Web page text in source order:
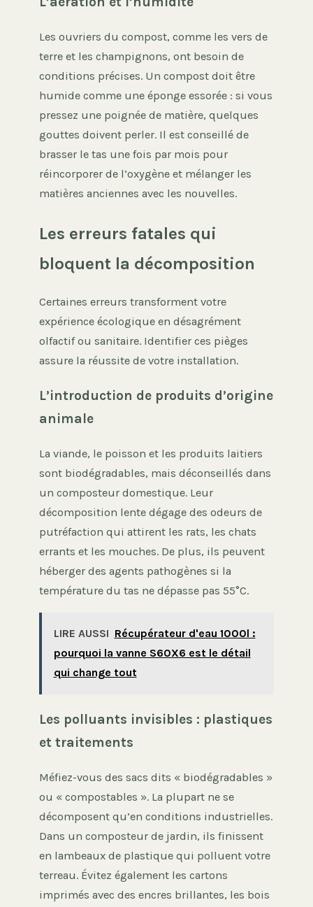
Les ouvriers du compost, comme les vers de
terre et les champignons, ont besoin de
conditions précises. Un compost doit être
humide comme une éponge essorée : si vous
pressez une poignée de matière, quelques
gouttes doivent perler. Il est conseillé de
brasser le tas une fois par mois pour
réincorporer de l’oxygène et mélanger les
matières anciennes avec les nouvelles.
Les erreurs fatales qui
bloquent la décomposition
Certaines erreurs transforment votre
expérience écologique en désagrément
olfactif ou sanitaire. Identifier ces pièges
assure la réussite de votre installation.
L’introduction de produits d’origine
animale
La viande, le poisson et les produits laitiers
sont biodégradables, mais déconseillés dans
un composteur domestique. Leur
décomposition lente dégage des odeurs de
putréfaction qui attirent les rats, les chats
errants et les mouches. De plus, ils peuvent
héberger des agents pathogènes si la
température du tas ne dépasse pas 55°C.
LIRE AUSSI Récupérateur d'eau 1000l :
pourquoi la vanne S60X6 est le détail
qui change tout
Les polluants invisibles : plastiques
et traitements
Méfiez-vous des sacs dits « biodégradables »
ou « compostables ». La plupart ne se
décomposent qu’en conditions industrielles.
Dans un composteur de jardin, ils finissent
en lambeaux de plastique qui polluent votre
terreau. Évitez également les cartons
imprimés avec des encres brillantes, les bois